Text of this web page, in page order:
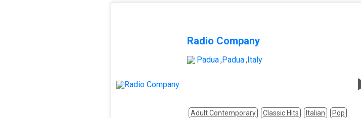
Radio Company
Padua,Padua,Italy
Adult Contemporary Classic Hits Italian
Pop